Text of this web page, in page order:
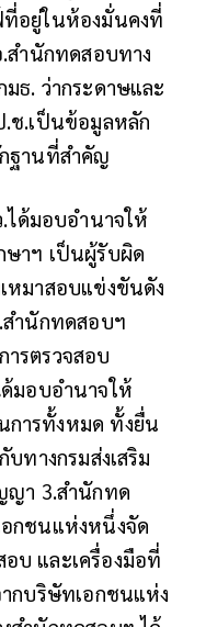
อยู่ในห้องมั่นคงที่
สำนักทดสอบทาง
ธ. ว่ากระดาษและ
ช.เป็นข้อมูลหลัก
ฐานที่สำคัญ
ได้มอบอำนาจให้
ษาฯ เป็นผู้รับผิด
หมาสอบแข่งขันดัง
สำนักทดสอบฯ
รตรวจสอบ
มอบอำนาจให้
การทั้งหมด ทั้งยื่น
ทางกรมส่งเสริม
ญา 3.สำนักทด
อกชนแห่งหนึ่งจัด
บ และเครื่องมือที่
กบริษัทเอกชนแห่ง